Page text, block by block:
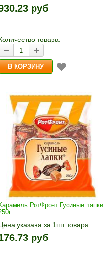
прибавляется кнопками «+»
«-». Выберите нужное
руб
товара:
Карамель РотФронт Гусиные лапки
указана за 1шт товара.
прибавляется кнопками «+»
«-». Выберите нужное
руб